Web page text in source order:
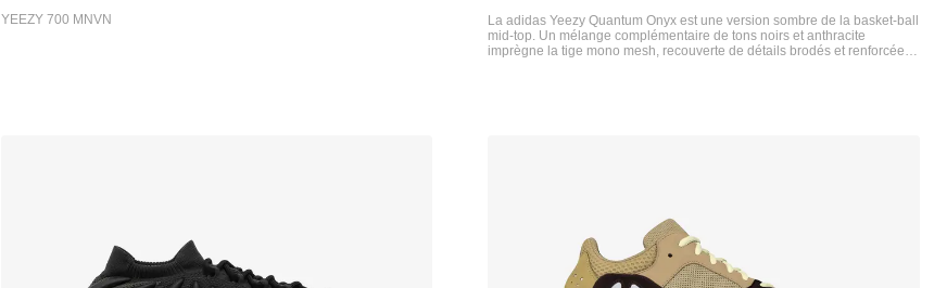
YEEZY 700 MNVN
La adidas Yeezy Quantum Onyx est une version sombre de la basket-ball
mid-top. Un mélange complémentaire de tons noirs et anthracite
imprègne la tige mono mesh, recouverte de détails brodés et renforcée